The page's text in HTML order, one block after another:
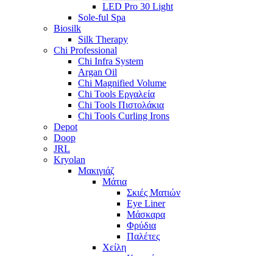
LED Pro 30 Light
Sole-ful Spa
Biosilk
Silk Therapy
Chi Professional
Chi Infra System
Argan Oil
Chi Magnified Volume
Chi Tools Εργαλεία
Chi Tools Πιστολάκια
Chi Tools Curling Irons
Depot
Doop
JRL
Kryolan
Μακιγιάζ
Μάτια
Σκιές Ματιών
Eye Liner
Μάσκαρα
Φρύδια
Παλέτες
Χείλη